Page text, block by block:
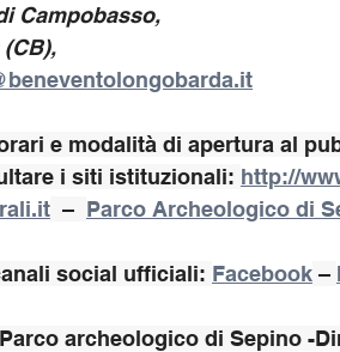
Campobasso,
e modalità di apertura al
i siti istituzionali: http://
– Parco Archeologico di
social ufficiali: Facebook –
archeologico di Sepino -